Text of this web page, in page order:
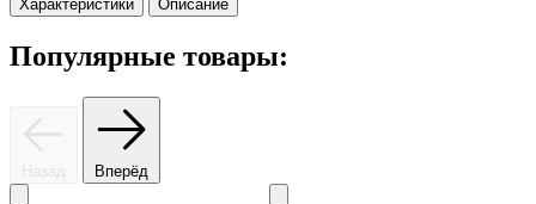
Характеристики Описание
Популярные товары:
Назад Вперёд